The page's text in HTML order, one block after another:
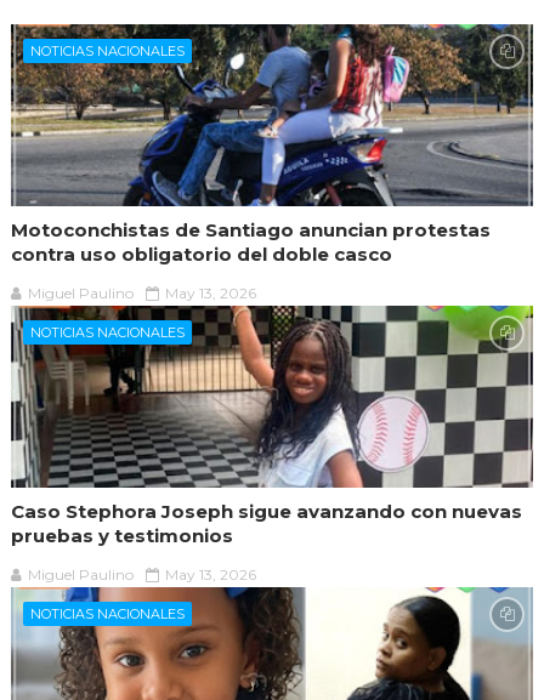
NOTICIAS NACIONALES
Motoconchistas de Santiago anuncian protestas
contra uso obligatorio del doble casco
Miguel Paulino May 13, 2026
NOTICIAS NACIONALES
Caso Stephora Joseph sigue avanzando con nuevas
pruebas y testimonios
Miguel Paulino May 13, 2026
NOTICIAS NACIONALES